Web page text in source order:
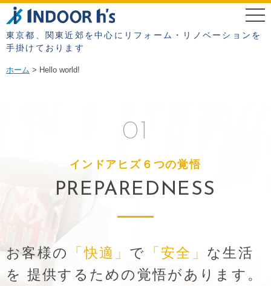
東京都、関東近郊を中心にリフォーム・リノベーションを
手掛けております
ホーム Hello world!
01
インドアヒズ６つの覚悟
PREPAREDNESS
お客様の 「快適」 で 「安全」 な生活
を 提供するための覚悟があります。